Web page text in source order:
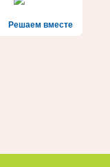
Решаем вместе